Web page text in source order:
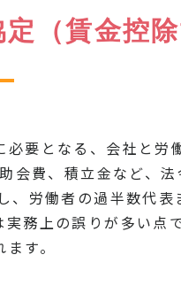
（賃金控
要となる、会社と労
費、積立金など、
労働者の過半数代
務上の誤りが多い点
す。